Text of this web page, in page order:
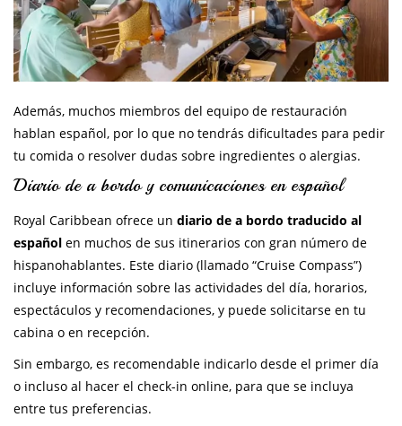
Además, muchos miembros del equipo de restauración
hablan español, por lo que no tendrás dificultades para pedir
tu comida o resolver dudas sobre ingredientes o alergias.
Diario de a bordo y comunicaciones en español
Royal Caribbean ofrece un diario de a bordo traducido al
español en muchos de sus itinerarios con gran número de
hispanohablantes. Este diario (llamado “Cruise Compass”)
incluye información sobre las actividades del día, horarios,
espectáculos y recomendaciones, y puede solicitarse en tu
cabina o en recepción.
Sin embargo, es recomendable indicarlo desde el primer día
o incluso al hacer el check-in online, para que se incluya
entre tus preferencias.